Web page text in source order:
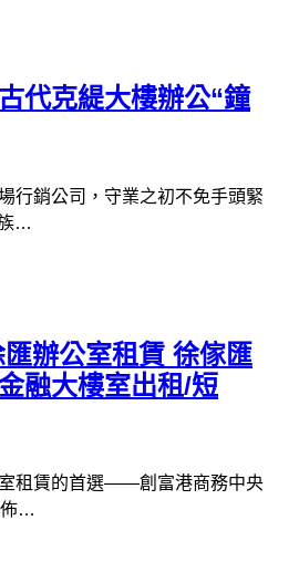
代克緹大樓辦公“鐘
行銷公司，守業之初不免手頭緊
…
辦公室租賃 徐傢匯
融大樓室出租/短
賃的首選——創富港商務中央
佈…